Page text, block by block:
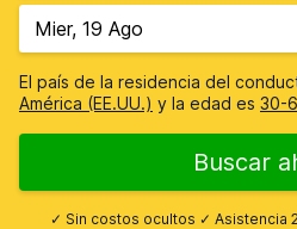
El país de la residencia del
América (EE.UU.) y la edad es 30-
Buscar
✓ Sin costos ocultos ✓ Asistencia